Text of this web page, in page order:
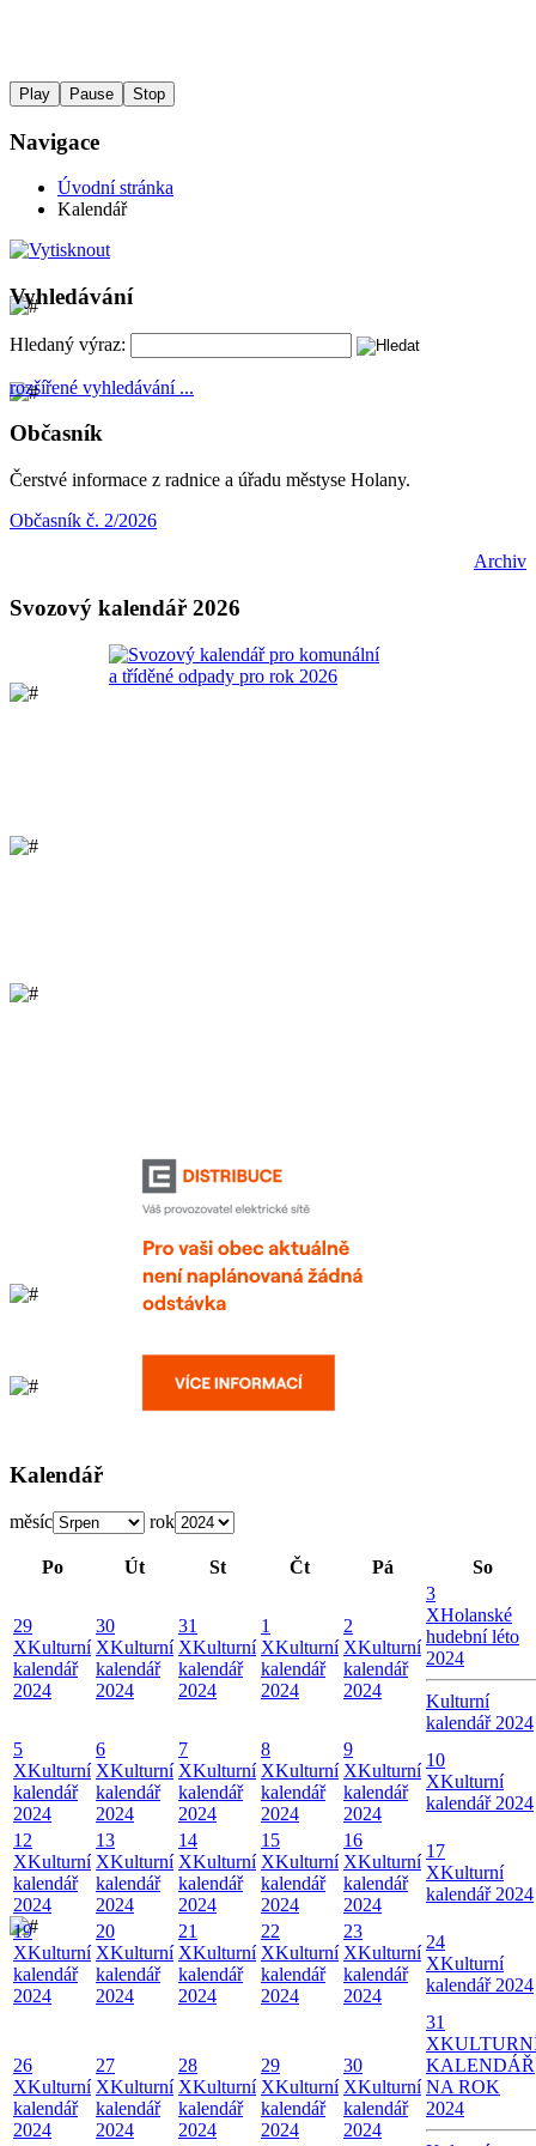
Play Pause Stop
Navigace
Úvodní stránka
Kalendář
Vyhledávání
Hledaný výraz:
rozšířené vyhledávání ...
Občasník
Čerstvé informace z radnice a úřadu městyse Holany.
Občasník č. 2/2026
Archiv
Svozový kalendář 2026
Kalendář
měsíc rok
Po Út St Čt Pá So
29
XKulturní
kalendář
2024
30
XKulturní
kalendář
2024
31
XKulturní
kalendář
2024
1
XKulturní
kalendář
2024
2
XKulturní
kalendář
2024
3
XHolanské
hudební léto
2024
Kulturní
kalendář 2024
5
XKulturní
kalendář
2024
6
XKulturní
kalendář
2024
7
XKulturní
kalendář
2024
8
XKulturní
kalendář
2024
9
XKulturní
kalendář
2024
10
XKulturní
kalendář 2024
12
XKulturní
kalendář
2024
13
XKulturní
kalendář
2024
14
XKulturní
kalendář
2024
15
XKulturní
kalendář
2024
16
XKulturní
kalendář
2024
17
XKulturní
kalendář 2024
19
XKulturní
kalendář
2024
20
XKulturní
kalendář
2024
21
XKulturní
kalendář
2024
22
XKulturní
kalendář
2024
23
XKulturní
kalendář
2024
24
XKulturní
kalendář 2024
26
XKulturní
kalendář
2024
27
XKulturní
kalendář
2024
28
XKulturní
kalendář
2024
29
XKulturní
kalendář
2024
30
XKulturní
kalendář
2024
31
X
KALENDÁŘ
NA ROK
2024